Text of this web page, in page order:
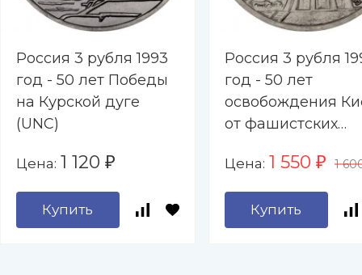
Россия 3 рубля 1993
год - 50 лет Победы
на Курской дуге
(UNC)
Цена: 1 120 ₽
Купить
Россия 3 рубля
год - 50 лет
освобождения
от фашистских
Цена: 1 550 ₽ 1
Купить